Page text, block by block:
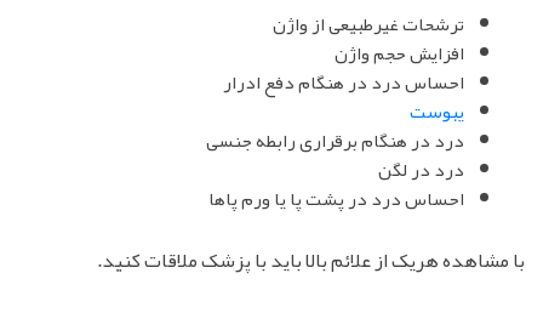
ترشحات غیرطبیعی از واژن
افزایش حجم واژن
احساس درد در هنگام دفع ادرار
یبوست
درد در هنگام برقراری رابطه جنسی
درد در لگن
احساس درد در پشت پا یا ورم پاها
با مشاهده هریک از علائم بالا باید با پزشک ملاقات کنید.